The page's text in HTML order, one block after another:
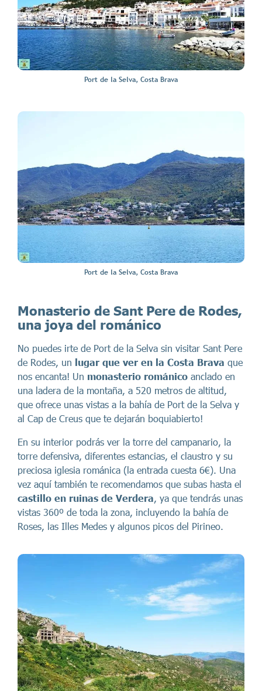
Port de la Selva, Costa Brava
Port de la Selva, Costa Brava
Monasterio de Sant Pere de Rodes,
una joya del románico
No puedes irte de Port de la Selva sin visitar Sant Pere
de Rodes, un lugar que ver en la Costa Brava que
nos encanta! Un monasterio románico anclado en
una ladera de la montaña, a 520 metros de altitud,
que ofrece unas vistas a la bahía de Port de la Selva y
al Cap de Creus que te dejarán boquiabierto!
En su interior podrás ver la torre del campanario, la
torre defensiva, diferentes estancias, el claustro y su
preciosa iglesia románica (la entrada cuesta 6€). Una
vez aquí también te recomendamos que subas hasta el
castillo en ruinas de Verdera, ya que tendrás unas
vistas 360º de toda la zona, incluyendo la bahía de
Roses, las Illes Medes y algunos picos del Pirineo.